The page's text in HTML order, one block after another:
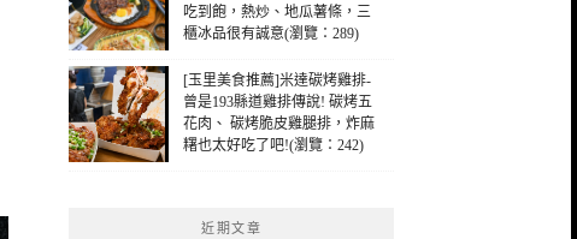
吃到飽，熱炒、地瓜薯條，三
櫃冰品很有誠意(瀏覽：289)
[玉里美食推薦]米達碳烤雞排-
曾是193縣道雞排傳說! 碳烤五
花肉、 碳烤脆皮雞腿排，炸麻
糬也太好吃了吧!(瀏覽：242)
近期文章